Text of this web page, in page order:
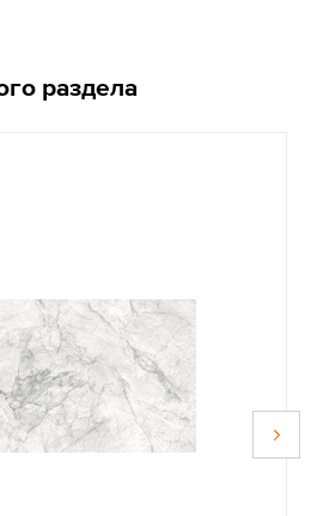
раздела